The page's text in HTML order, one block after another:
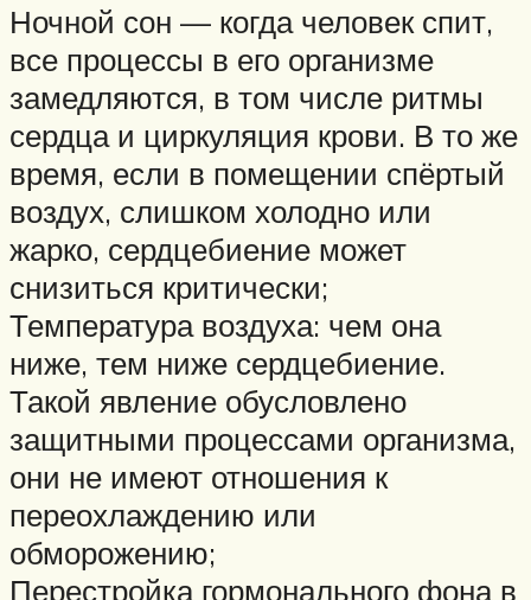
Ночной сон — когда человек спит,
все процессы в его организме
замедляются, в том числе ритмы
сердца и циркуляция крови. В то же
время, если в помещении спёртый
воздух, слишком холодно или
жарко, сердцебиение может
снизиться критически;
Температура воздуха: чем она
ниже, тем ниже сердцебиение.
Такой явление обусловлено
защитными процессами организма,
они не имеют отношения к
переохлаждению или
обморожению;
Перестройка гормонального фона в